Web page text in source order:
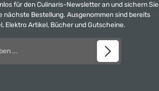
für den Culinaris-Newsletter an und sichern Sie
nächste Bestellung. Ausgenommen sind bereits
Elektro Artikel, Bücher und Gutscheine.